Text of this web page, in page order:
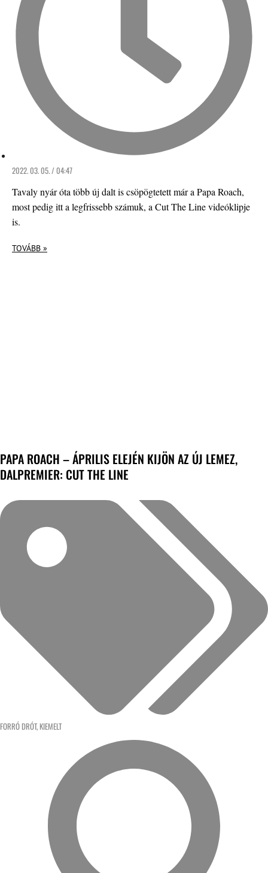
2022. 03. 05. / 04:47
Tavaly nyár óta több új dalt is csöpögtetett már a Papa Roach,
most pedig itt a legfrissebb számuk, a Cut The Line videóklipje
is.
TOVÁBB »
PAPA ROACH – ÁPRILIS ELEJÉN KIJÖN AZ ÚJ LEMEZ,
DALPREMIER: CUT THE LINE
FORRÓ DRÓT, KIEMELT